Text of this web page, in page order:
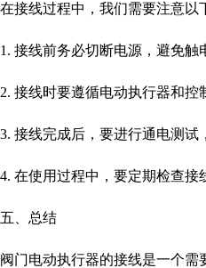
在接线过程中，我们需要注意以
1. 接线前务必切断电源，避免触
2. 接线时要遵循电动执行器和
3. 接线完成后，要进行通电测试
4. 在使用过程中，要定期检查
五、总结
阀门电动执行器的接线是一个